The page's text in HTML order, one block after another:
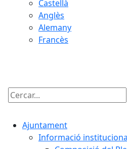
Castellà
Anglès
Alemany
Francès
Cercar:
Ajuntament
Informació